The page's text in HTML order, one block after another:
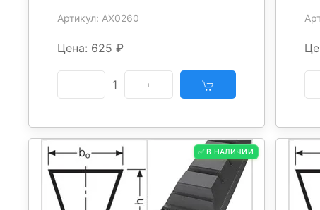
Артикул: AX0260
Цена: 625 ₽
1
✅ В НАЛИЧИИ